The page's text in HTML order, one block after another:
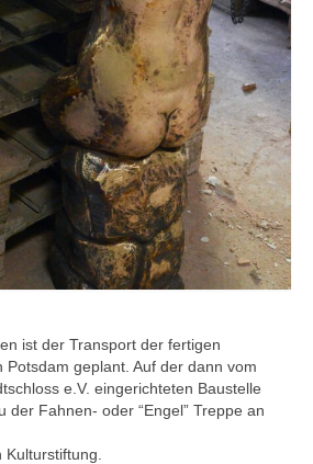
ist der Transport der fertigen
Potsdam geplant. Auf der dann vom
e.V. eingerichteten Baustelle
der Fahnen- oder “Engel” Treppe an